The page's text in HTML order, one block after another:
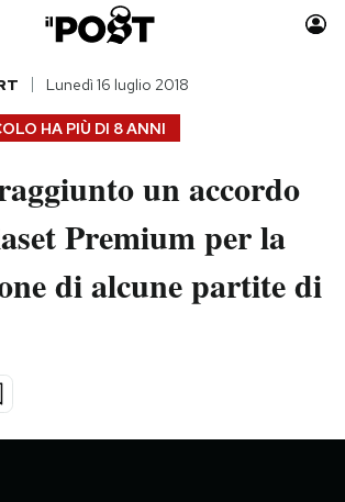
Auto
Moda
Consumismi
Storie/Idee
Ok Boomer!
Mondiali calcio 2026
HA PIÙ DI 8 ANNI
Lunedì 16 luglio 2018
un accordo
Premium per la
di alcune partite di